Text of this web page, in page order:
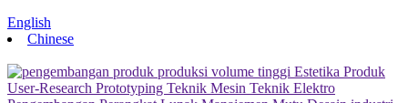
English
Chinese